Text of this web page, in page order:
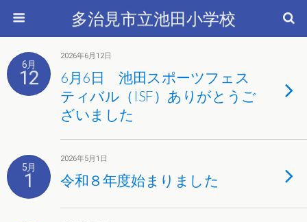
多治見市立池田小学校
6月
12
2026年6月12日
6月6日 池田スポーツフェス
ティバル（ISF）ありがとうご
ざいました
5月
1
2026年5月1日
令和８年度始まりました